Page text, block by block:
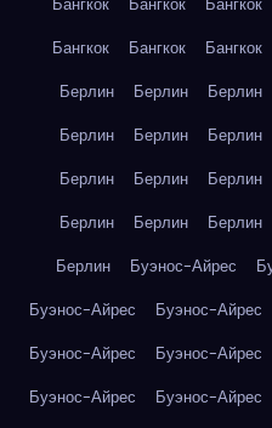
Бангкок
Бангкок Бангкок
Берлин
Берлин Берлин
Берлин
Берлин Берлин
Берлин
Берлин Берлин
Берлин
Берлин Берлин
Берлин
Буэнос-Айрес
Буэнос-Айрес
Буэнос-Айрес
Буэнос-Айрес
Буэнос-Айрес
Буэнос-Айрес
Буэнос-Айрес